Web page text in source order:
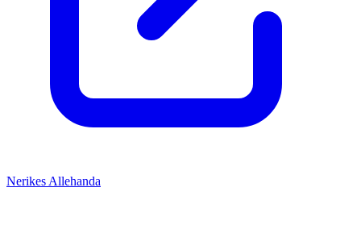
Nerikes Allehanda